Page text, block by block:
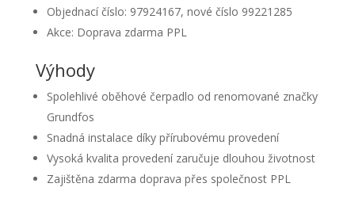
Objednací číslo: 97924167, nové číslo 99221285
Akce: Doprava zdarma PPL
Výhody
Spolehlivé oběhové čerpadlo od renomované značky
Grundfos
Snadná instalace díky přírubovému provedení
Vysoká kvalita provedení zaručuje dlouhou životnost
Zajištěna zdarma doprava přes společnost PPL